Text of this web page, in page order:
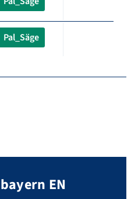
Pal_Säge
EN